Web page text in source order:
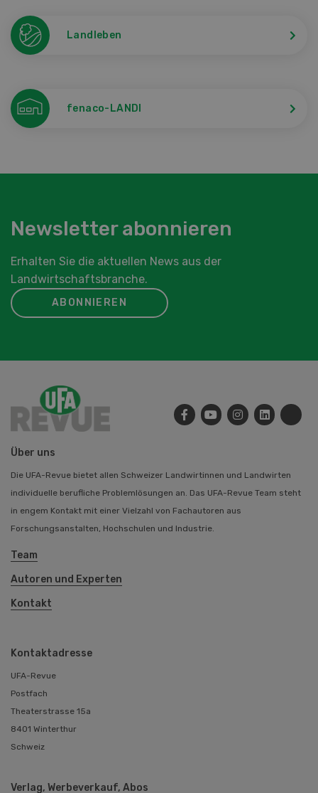
Landleben
fenaco-LANDI
Newsletter abonnieren
Erhalten Sie die aktuellen News aus der
Landwirtschaftsbranche.
ABONNIEREN
Über uns
Die UFA-Revue bietet allen Schweizer Landwirtinnen und Landwirten
individuelle berufliche Problemlösungen an. Das UFA-Revue Team steht
in engem Kontakt mit einer Vielzahl von Fachautoren aus
Forschungsanstalten, Hochschulen und Industrie.
Team
Autoren und Experten
Kontakt
Kontaktadresse
UFA-Revue
Postfach
Theaterstrasse 15a
8401 Winterthur
Schweiz
Verlag, Werbeverkauf, Abos